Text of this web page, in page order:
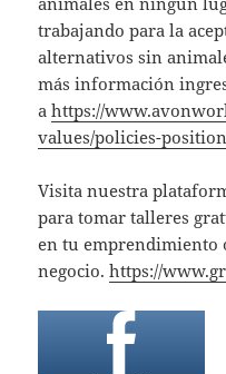
trabajando para la
alternativos sin
más información
ahttps://
values/policies-
Visita nuestra
para tomar talleres
en tu emprendimiento
negocio.https://